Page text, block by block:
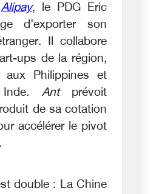
Alipay, le PDG Eric
d’exporter son
Il collabore
ups de la région,
Philippines et
Antprévoit
de sa cotation
accélérer le pivot
double : La Chine